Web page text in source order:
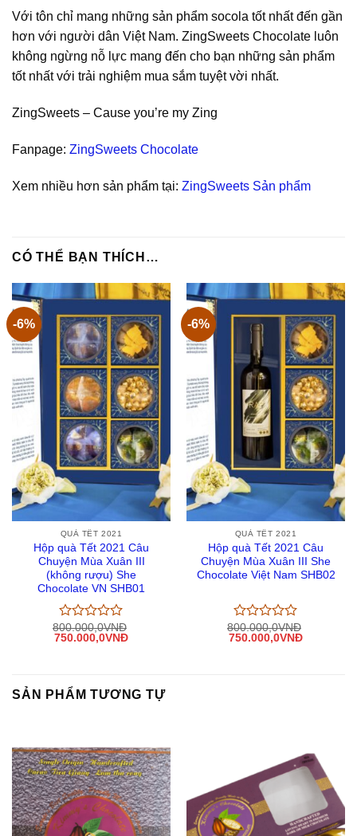
Với tôn chỉ mang những sản phẩm socola tốt nhất đến gần
hơn với người dân Việt Nam. ZingSweets Chocolate luôn
không ngừng nỗ lực mang đến cho bạn những sản phẩm
tốt nhất với trải nghiệm mua sắm tuyệt vời nhất.
ZingSweets – Cause you’re my Zing
Fanpage: ZingSweets Chocolate
Xem nhiều hơn sản phẩm tại: ZingSweets Sản phẩm
CÓ THỂ BẠN THÍCH…
-6%
QUÀ TẾT 2021
Hộp quà Tết 2021 Câu
Chuyện Mùa Xuân III
(không rượu) She
Chocolate VN SHB01
Được
xếp
sao
800.000,0VNĐ
Giá
750.000,0VNĐGiá
-6%
QUÀ TẾT 2021
Hộp quà Tết 2021 Câu
Chuyện Mùa Xuân III She
Chocolate Việt Nam SHB02
Được
xếp
800.000,0VNĐ
Giá
750.000,0VNĐGiá
SẢN PHẨM TƯƠNG TỰ